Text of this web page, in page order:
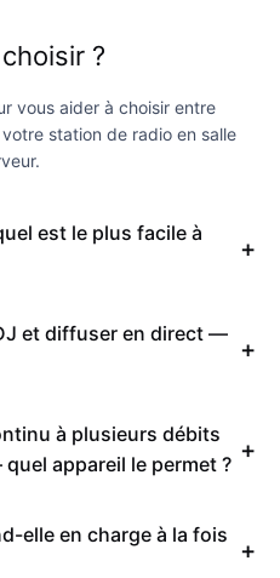
?
vous aider à choisir entre
station de radio en salle
est le plus facile à
et diffuser en direct —
à plusieurs débits
appareil le permet ?
elle en charge à la fois